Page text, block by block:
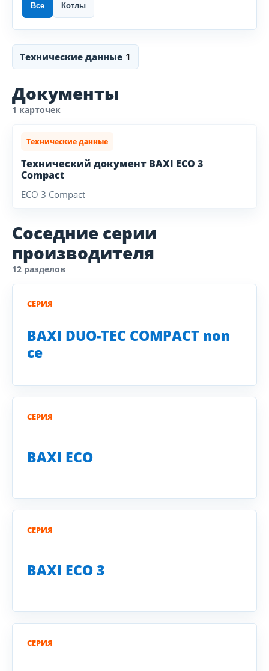
Все Котлы
Технические данные 1
Документы
1 карточек
Технические данные
Технический документ BAXI ECO 3
Compact
ECO 3 Compact
Соседние серии
производителя
12 разделов
СЕРИЯ
BAXI DUO-TEC COMPACT non
ce
СЕРИЯ
BAXI ECO
СЕРИЯ
BAXI ECO 3
СЕРИЯ